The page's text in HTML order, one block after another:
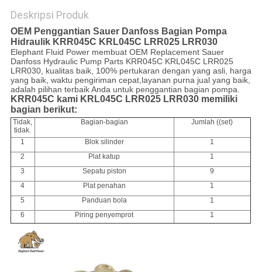
Deskripsi Produk
OEM Penggantian Sauer Danfoss Bagian Pompa
Hidraulik KRR045C KRL045C LRR025 LRR030
Elephant Fluid Power membuat OEM Replacement Sauer
Danfoss Hydraulic Pump Parts KRR045C KRL045C LRR025
LRR030, kualitas baik, 100% pertukaran dengan yang asli, harga
yang baik, waktu pengiriman cepat,layanan purna jual yang baik,
adalah pilihan terbaik Anda untuk penggantian bagian pompa.
KRR045C kami KRL045C LRR025 LRR030 memiliki
bagian berikut:
Tidak,
tidak.
Bagian-bagian Jumlah ((set)
1 Blok silinder
1
2
Plat katup
1
3
Sepatu piston
9
4
Plat penahan
1
5
Panduan bola
1
6
Piring penyemprot 1